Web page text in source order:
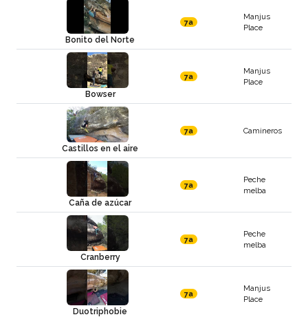
Bonito del Norte
7a
Manjus
Place
Bowser
7a
Manjus
Place
Castillos en el aire
7a Camineros
Caña de azúcar
7a
Peche
melba
Cranberry
7a
Peche
melba
Duotriphobie
7a
Manjus
Place